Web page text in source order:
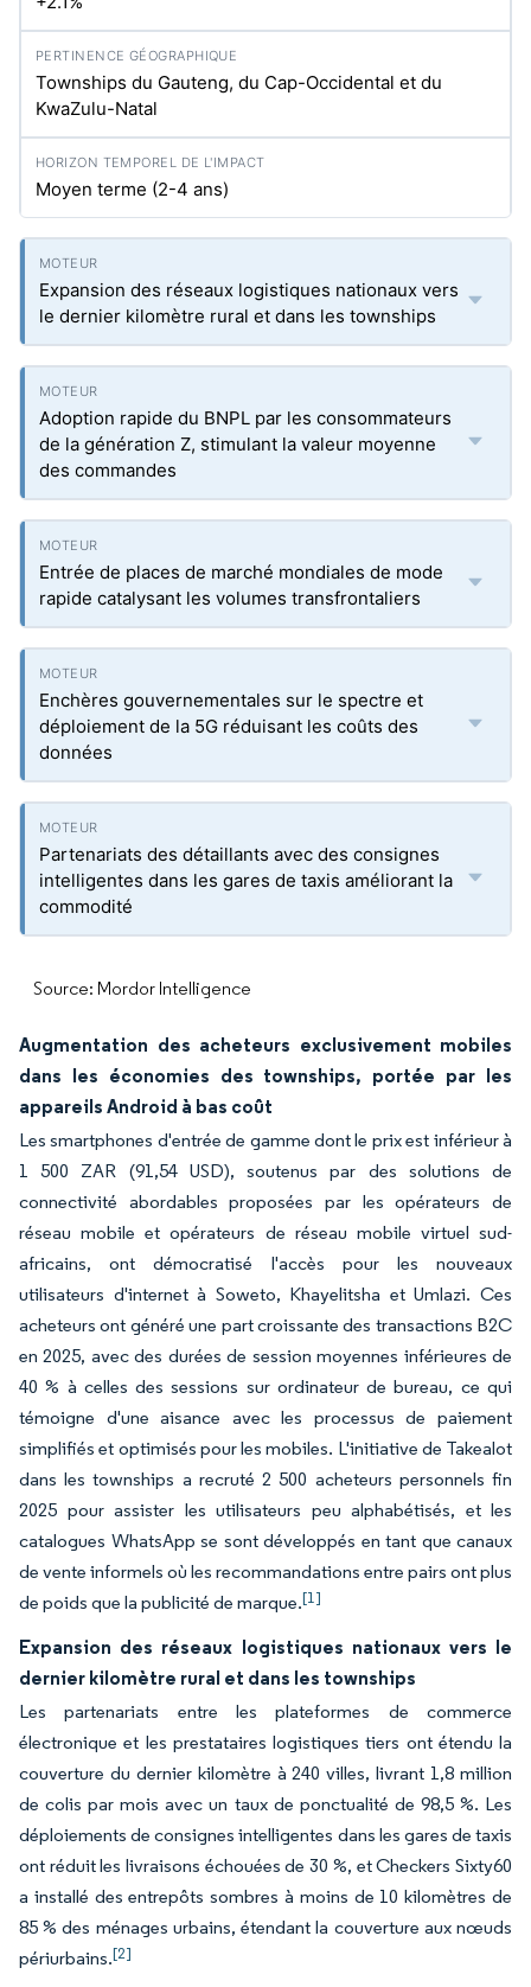
Townships du Gauteng, du Cap-Occidental et du
KwaZulu-Natal
Moyen terme (2-4 ans)
Expansion des réseaux logistiques nationaux vers
le dernier kilomètre rural et dans les townships
Adoption rapide du BNPL par les consommateurs
de la génération Z, stimulant la valeur moyenne
des commandes
Entrée de places de marché mondiales de mode
rapide catalysant les volumes transfrontaliers
Enchères gouvernementales sur le spectre et
déploiement de la 5G réduisant les coûts des
données
Partenariats des détaillants avec des consignes
intelligentes dans les gares de taxis améliorant la
commodité
Source: Mordor Intelligence
Augmentation des acheteurs exclusivement mobiles
dans les économies des townships, portée par les
appareils Android à bas coût
Les smartphones d'entrée de gamme dont le prix est inférieur à
1 500 ZAR (91,54 USD), soutenus par des solutions de
connectivité abordables proposées par les opérateurs de
réseau mobile et opérateurs de réseau mobile virtuel sud-
africains, ont démocratisé l'accès pour les nouveaux
utilisateurs d'internet à Soweto, Khayelitsha et Umlazi. Ces
acheteurs ont généré une part croissante des transactions B2C
en 2025, avec des durées de session moyennes inférieures de
40 % à celles des sessions sur ordinateur de bureau, ce qui
témoigne d'une aisance avec les processus de paiement
simplifiés et optimisés pour les mobiles. L'initiative de Takealot
dans les townships a recruté 2 500 acheteurs personnels fin
2025 pour assister les utilisateurs peu alphabétisés, et les
catalogues WhatsApp se sont développés en tant que canaux
de vente informels où les recommandations entre pairs ont plus
de poids que la publicité de marque.[1]
Expansion des réseaux logistiques nationaux vers le
dernier kilomètre rural et dans les townships
Les partenariats entre les plateformes de commerce
électronique et les prestataires logistiques tiers ont étendu la
couverture du dernier kilomètre à 240 villes, livrant 1,8 million
de colis par mois avec un taux de ponctualité de 98,5 %. Les
déploiements de consignes intelligentes dans les gares de taxis
ont réduit les livraisons échouées de 30 %, et Checkers Sixty60
a installé des entrepôts sombres à moins de 10 kilomètres de
85 % des ménages urbains, étendant la couverture aux nœuds
périurbains.[2]